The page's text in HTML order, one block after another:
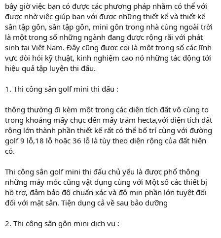
bây giờ việc bạn có được các phương pháp nhằm có thể với
được nhờ việc giúp bạn với được những thiết kế và thiết kế
sân tập gôn, sân tập gôn, mini gôn trong nhà cùng ngoài trời
là một trong số những ngành đang được rộng rãi với phát
sinh tại Việt Nam. Đây cũng được coi là một trong số các lĩnh
vực đòi hỏi kỹ thuật, kinh nghiệm cao nó những tác động tới
hiệu quả tập luyện thi đấu.
1. Thi công sân golf mini thi đấu :
thông thường đi kèm một trong các diện tích đất vô cùng to
trong khoảng mấy chục đến mấy trăm hecta,với diện tích đất
rộng lớn thành phần thiết kế rất có thể bố trí cùng với đường
golf 9 lỗ,18 lỗ hoặc 36 lỗ là tùy theo diện rộng của đất hiện
có.
Thi công sân golf mini thi đấu chủ yếu là được phổ thông
những máy móc cũng vật dụng cùng với Một số các thiết bị
hỗ trợ, đảm bảo độ chuẩn xác và độ mịn phần lớn tuyệt đối
đối với mặt sân. Tiện dụng cả về sau bảo dưỡng
2. Thi công sân gôn mini dịch vụ :